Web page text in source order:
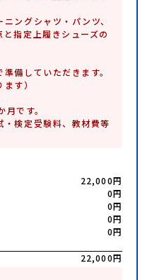
ングシャツ・パンツ、
指定上履きシューズの
備していただきます。
す）
です。
・検定受験料、教材費等
22,000円
0円
0円
0円
0円
22,000円